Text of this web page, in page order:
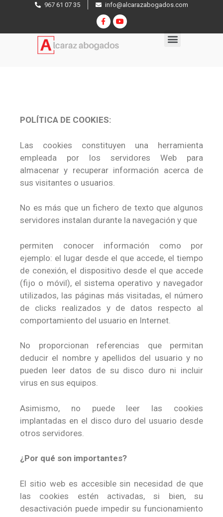
967 61 07 35 info@alcarazabogados.com
POLÍTICA DE COOKIES:
Las cookies constituyen una herramienta
empleada por los servidores Web para
almacenar y recuperar información acerca de
sus visitantes o usuarios.
No es más que un fichero de texto que algunos
servidores instalan durante la navegación y que
permiten conocer información como por
ejemplo: el lugar desde el que accede, el tiempo
de conexión, el dispositivo desde el que accede
(fijo o móvil), el sistema operativo y navegador
utilizados, las páginas más visitadas, el número
de clicks realizados y de datos respecto al
comportamiento del usuario en Internet.
No proporcionan referencias que permitan
deducir el nombre y apellidos del usuario y no
pueden leer datos de su disco duro ni incluir
virus en sus equipos.
Asimismo, no puede leer las cookies
implantadas en el disco duro del usuario desde
otros servidores.
¿Por qué son importantes?
El sitio web es accesible sin necesidad de que
las cookies estén activadas, si bien, su
desactivación puede impedir su funcionamiento